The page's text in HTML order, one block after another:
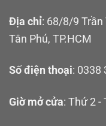
Địa chỉ: 68/8/9 Trần
Tân Phú, TP.HCM
Số điện thoại: 0338
Giờ mở cửa: Thứ 2 -